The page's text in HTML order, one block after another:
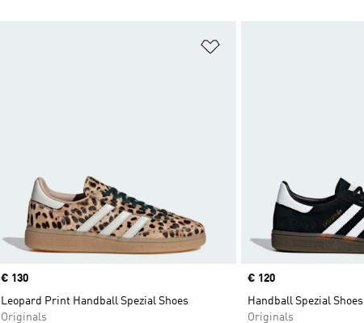
Price
€ 130
Leopard Print Handball Spezial Shoes
Originals
Price
€ 120
Handball Spezial Shoes
Originals